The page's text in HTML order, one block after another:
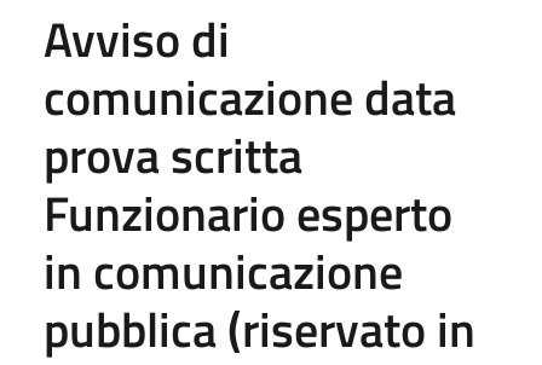
Avviso di
comunicazione data
prova scritta
Funzionario esperto
in comunicazione
pubblica (riservato in